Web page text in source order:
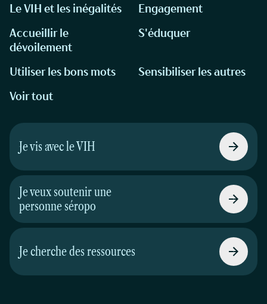
Le VIH et les inégalités
Engagement
Accueillir le
dévoilement
S'éduquer
Utiliser les bons mots
Sensibiliser les autres
Voir tout
Je vis avec le VIH
Je veux soutenir une
personne séropo
Je cherche des ressources